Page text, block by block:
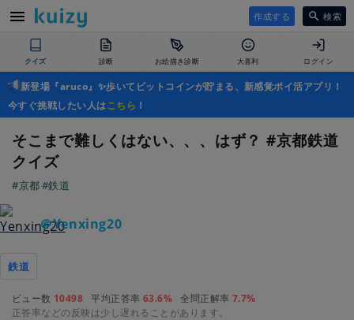
作成する 検索
クイズ 診断 お絵描き診断 大喜利 ログイン
新登場『aruco』✨歩いてビットコインが貯まる、新感覚ポイ活アプリ！
今すぐ挑戦したい人はこちら ！
そこまで難しくはない、、、はず？ #京都鉄道
クイズ
#京都#鉄道
＠Yenxing20
鉄道
ビュー数 10498 平均正答率 63.6% 全問正解率 7.7%
正答率などの反映は少し遅れることがあります。